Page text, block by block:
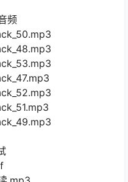
UNIT17-
UNIT7-